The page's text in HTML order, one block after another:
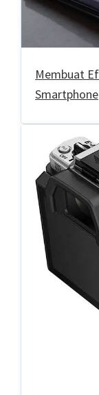
Membuat
Smartphone